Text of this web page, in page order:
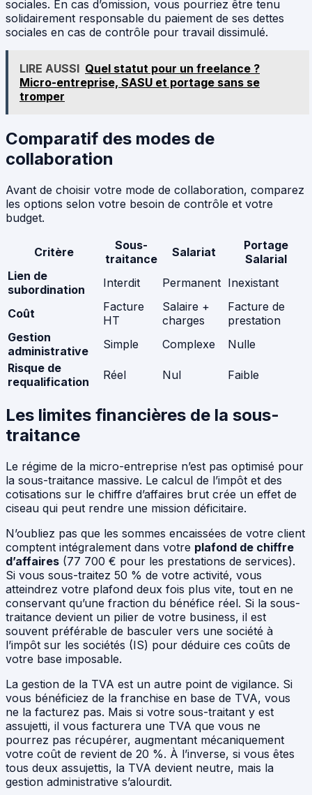
sociales. En cas d’omission, vous pourriez être tenu
solidairement responsable du paiement de ses dettes
sociales en cas de contrôle pour travail dissimulé.
LIRE AUSSI Quel statut pour un freelance ?
Micro-entreprise, SASU et portage sans se
tromper
Comparatif des modes de
collaboration
Avant de choisir votre mode de collaboration, comparez
les options selon votre besoin de contrôle et votre
budget.
Critère
Sous-
traitance
Salariat
Portage
Salarial
Lien de
subordination
Interdit Permanent Inexistant
Coût
Facture
HT
Salaire +
charges
Facture de
prestation
Gestion
administrative
Simple Complexe
Nulle
Risque de
requalification
Réel Nul Faible
Les limites financières de la sous-
traitance
Le régime de la micro-entreprise n’est pas optimisé pour
la sous-traitance massive. Le calcul de l’impôt et des
cotisations sur le chiffre d’affaires brut crée un effet de
ciseau qui peut rendre une mission déficitaire.
N’oubliez pas que les sommes encaissées de votre client
comptent intégralement dans votre plafond de chiffre
d’affaires (77 700 € pour les prestations de services).
Si vous sous-traitez 50 % de votre activité, vous
atteindrez votre plafond deux fois plus vite, tout en ne
conservant qu’une fraction du bénéfice réel. Si la sous-
traitance devient un pilier de votre business, il est
souvent préférable de basculer vers une société à
l’impôt sur les sociétés (IS) pour déduire ces coûts de
votre base imposable.
La gestion de la TVA est un autre point de vigilance. Si
vous bénéficiez de la franchise en base de TVA, vous
ne la facturez pas. Mais si votre sous-traitant y est
assujetti, il vous facturera une TVA que vous ne
pourrez pas récupérer, augmentant mécaniquement
votre coût de revient de 20 %. À l’inverse, si vous êtes
tous deux assujettis, la TVA devient neutre, mais la
gestion administrative s’alourdit.